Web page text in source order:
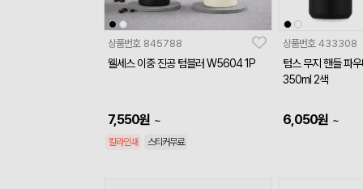
상품번호 845788
웰세스 이중 진공 텀블러 W5604 1P
7,550원 ~
칼라인쇄 스티커무료
상품번호 433308
텀스 무지 핸들 파
350ml 2색
6,050원 ~